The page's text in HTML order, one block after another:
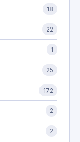
18
22
1
25
172
2
2